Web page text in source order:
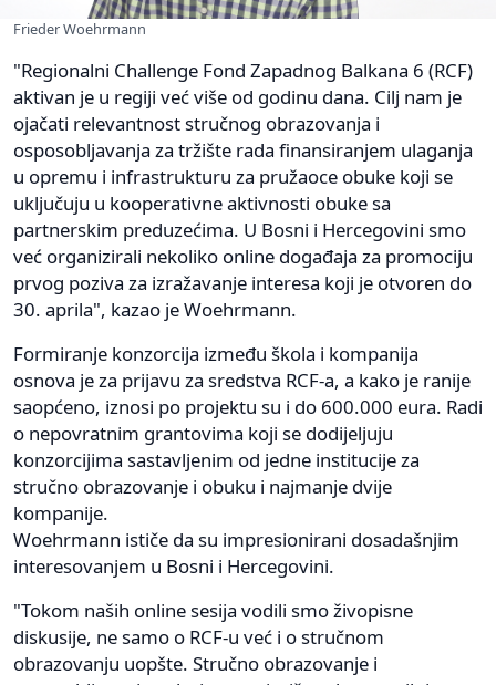
Frieder Woehrmann
"Regionalni Challenge Fond Zapadnog Balkana 6 (RCF)
aktivan je u regiji već više od godinu dana. Cilj nam je
ojačati relevantnost stručnog obrazovanja i
osposobljavanja za tržište rada finansiranjem ulaganja
u opremu i infrastrukturu za pružaoce obuke koji se
uključuju u kooperativne aktivnosti obuke sa
partnerskim preduzećima. U Bosni i Hercegovini smo
već organizirali nekoliko online događaja za promociju
prvog poziva za izražavanje interesa koji je otvoren do
30. aprila", kazao je Woehrmann.
Formiranje konzorcija između škola i kompanija
osnova je za prijavu za sredstva RCF-a, a kako je ranije
saopćeno, iznosi po projektu su i do 600.000 eura. Radi
o nepovratnim grantovima koji se dodijeljuju
konzorcijima sastavljenim od jedne institucije za
stručno obrazovanje i obuku i najmanje dvije
kompanije.
Woehrmann ističe da su impresionirani dosadašnjim
interesovanjem u Bosni i Hercegovini.
"Tokom naših online sesija vodili smo živopisne
diskusije, ne samo o RCF-u već i o stručnom
obrazovanju uopšte. Stručno obrazovanje i